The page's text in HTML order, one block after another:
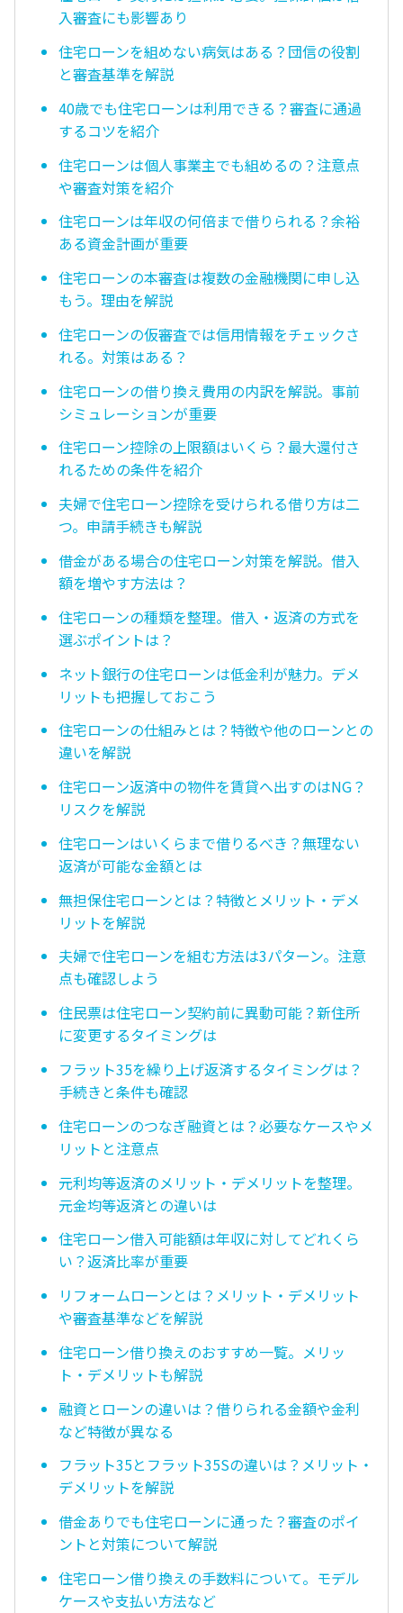
入審査にも影響あり
住宅ローンを組めない病気はある？団信の役割
と審査基準を解説
40歳でも住宅ローンは利用できる？審査に通過
するコツを紹介
住宅ローンは個人事業主でも組めるの？注意点
や審査対策を紹介
住宅ローンは年収の何倍まで借りられる？余裕
ある資金計画が重要
住宅ローンの本審査は複数の金融機関に申し込
もう。理由を解説
住宅ローンの仮審査では信用情報をチェックさ
れる。対策はある？
住宅ローンの借り換え費用の内訳を解説。事前
シミュレーションが重要
住宅ローン控除の上限額はいくら？最大還付さ
れるための条件を紹介
夫婦で住宅ローン控除を受けられる借り方は二
つ。申請手続きも解説
借金がある場合の住宅ローン対策を解説。借入
額を増やす方法は？
住宅ローンの種類を整理。借入・返済の方式を
選ぶポイントは？
ネット銀行の住宅ローンは低金利が魅力。デメ
リットも把握しておこう
住宅ローンの仕組みとは？特徴や他のローンとの
違いを解説
住宅ローン返済中の物件を賃貸へ出すのはNG？
リスクを解説
住宅ローンはいくらまで借りるべき？無理ない
返済が可能な金額とは
無担保住宅ローンとは？特徴とメリット・デメ
リットを解説
夫婦で住宅ローンを組む方法は3パターン。注意
点も確認しよう
住民票は住宅ローン契約前に異動可能？新住所
に変更するタイミングは
フラット35を繰り上げ返済するタイミングは？
手続きと条件も確認
住宅ローンのつなぎ融資とは？必要なケースやメ
リットと注意点
元利均等返済のメリット・デメリットを整理。
元金均等返済との違いは
住宅ローン借入可能額は年収に対してどれくら
い？返済比率が重要
リフォームローンとは？メリット・デメリット
や審査基準などを解説
住宅ローン借り換えのおすすめ一覧。メリッ
ト・デメリットも解説
融資とローンの違いは？借りられる金額や金利
など特徴が異なる
フラット35とフラット35Sの違いは？メリット・
デメリットを解説
借金ありでも住宅ローンに通った？審査のポイ
ントと対策について解説
住宅ローン借り換えの手数料について。モデル
ケースや支払い方法など